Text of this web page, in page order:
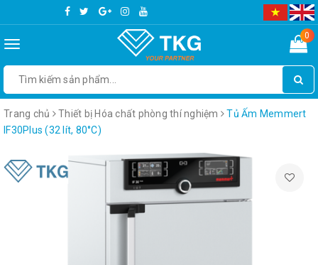
Toggle
0
Trang chủ Thiết bị Hóa chất phòng thí nghiệm
Tủ Ấm Memmert
IF30Plus (32 lít, 80°C)